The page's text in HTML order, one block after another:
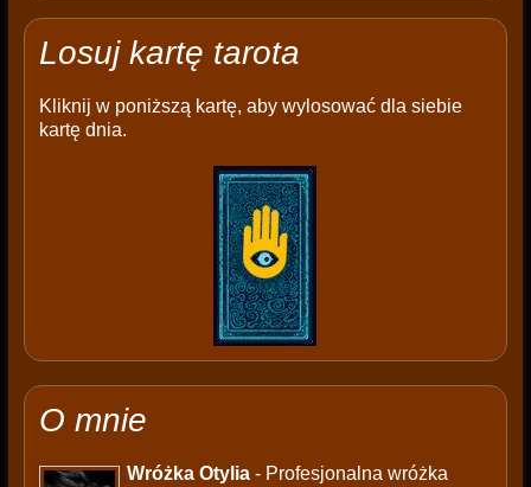
Losuj kartę tarota
Kliknij w poniższą kartę, aby wylosować dla siebie
kartę dnia.
O mnie
Wróżka Otylia- Profesjonalna wróżka